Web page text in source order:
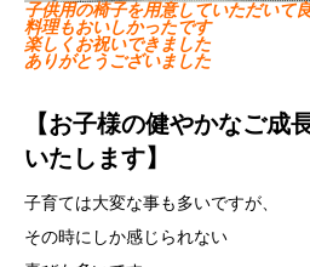
子供用の椅子を用意していただいて
料理もおいしかったです
楽しくお祝いできました
ありがとうございました
【お子様の健やかなご成
いたします】
子育ては大変な事も多いですが、
その時にしか感じられない